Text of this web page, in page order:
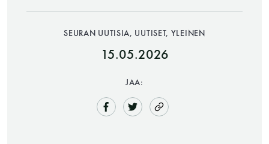
SEURAN UUTISIA, UUTISET, YLEINEN
15.05.2026
JAA: